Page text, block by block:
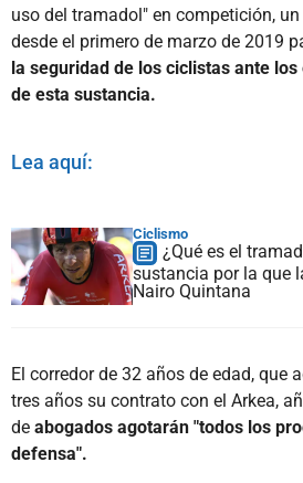
uso del tramadol" en competición,
desde el primero de marzo de 2019
la seguridad de los ciclistas ante
de esta sustancia.
Lea aquí:
Ciclismo
¿Qué es el
sustancia por la que
Nairo Quintana
El corredor de 32 años de edad, que
tres años su contrato con el Arkea,
de abogados agotarán "todos los
defensa".